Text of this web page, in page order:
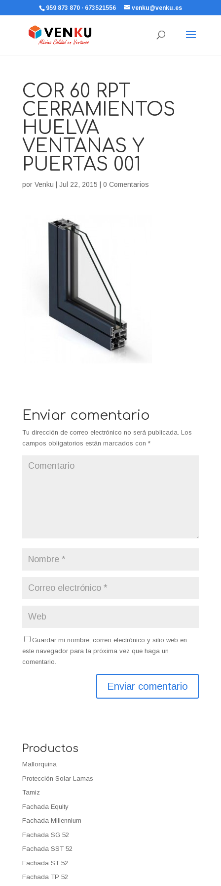
959 873 870 · 673521556 venku@venku.es
COR 60 RPT
CERRAMIENTOS
HUELVA
VENTANAS Y
PUERTAS 001
por Venku Jul 22, 2015 0 Comentarios
Enviar comentario
Tu dirección de correo electrónico no será publicada. Los
campos obligatorios están marcados con *
Guardar mi nombre, correo electrónico y sitio web en
este navegador para la próxima vez que haga un
comentario.
Productos
Mallorquina
Protección Solar Lamas
Tamiz
Fachada Equity
Fachada Millennium
Fachada SG 52
Fachada SST 52
Fachada ST 52
Fachada TP 52